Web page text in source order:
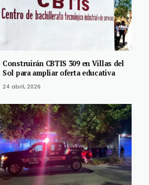
Construirán CBTIS 309 en Villas del
Sol para ampliar oferta educativa
24 abril, 2026